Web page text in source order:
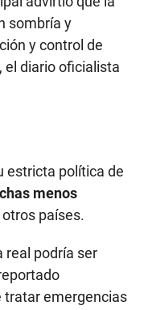
sombría y
y control de
el diario oficialista
estricta política de
menos
países.
real podría ser
tratar emergencias